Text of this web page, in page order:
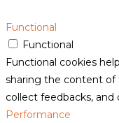
Functional
Functional
Functional cookies
sharing the content of
collect feedbacks,
Performance